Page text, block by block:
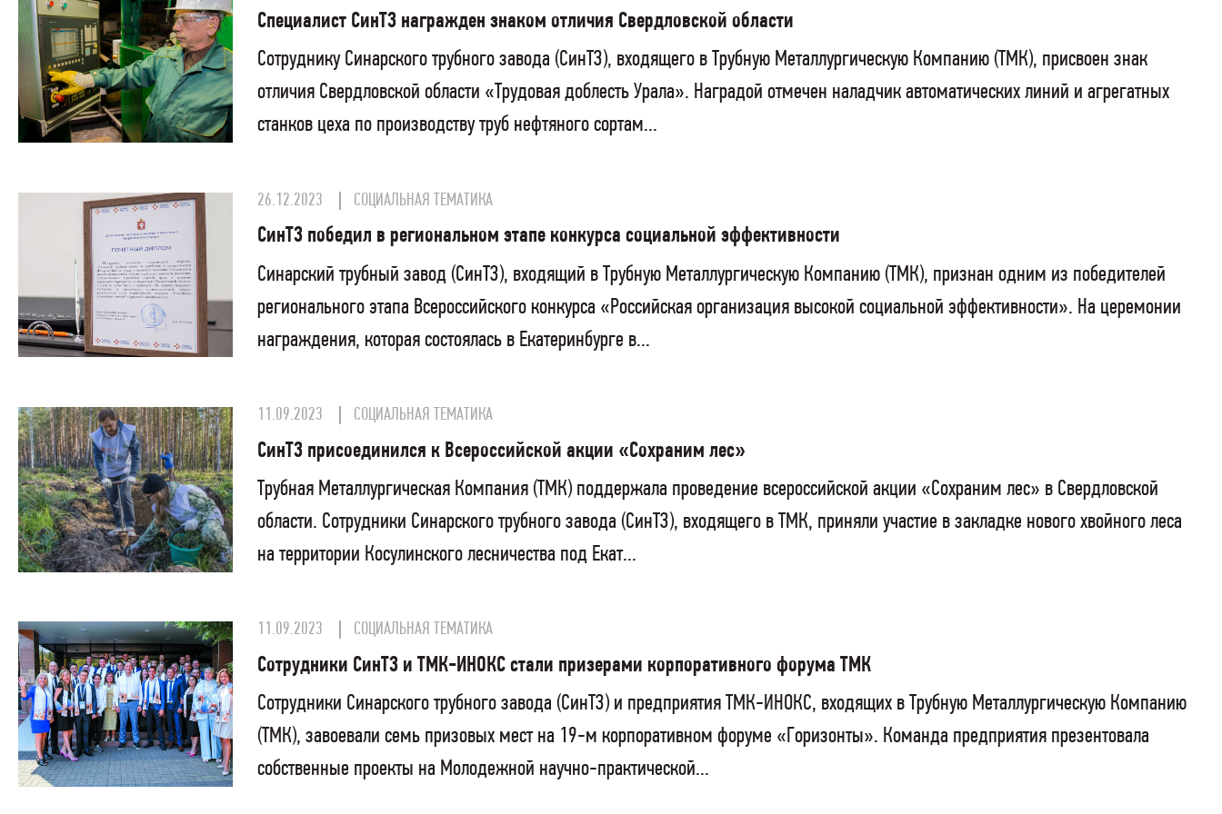
Специалист СинТЗ награжден знаком отличия Свердловской области
Сотруднику Синарского трубного завода (СинТЗ), входящего в Трубную Металлургическую Компанию (ТМК), присвоен знак
отличия Свердловской области «Трудовая доблесть Урала». Наградой отмечен наладчик автоматических линий и агрегатных
станков цеха по производству труб нефтяного сортам...
26.12.2023 СОЦИАЛЬНАЯ ТЕМАТИКА
СинТЗ победил в региональном этапе конкурса социальной эффективности
Синарский трубный завод (СинТЗ), входящий в Трубную Металлургическую Компанию (ТМК), признан одним из победителей
регионального этапа Всероссийского конкурса «Российская организация высокой социальной эффективности». На церемонии
награждения, которая состоялась в Екатеринбурге в...
11.09.2023 СОЦИАЛЬНАЯ ТЕМАТИКА
СинТЗ присоединился к Всероссийской акции «Сохраним лес»
Трубная Металлургическая Компания (ТМК) поддержала проведение всероссийской акции «Сохраним лес» в Свердловской
области. Сотрудники Синарского трубного завода (СинТЗ), входящего в ТМК, приняли участие в закладке нового хвойного леса
на территории Косулинского лесничества под Екат...
11.09.2023 СОЦИАЛЬНАЯ ТЕМАТИКА
Сотрудники СинТЗ и ТМК-ИНОКС стали призерами корпоративного форума ТМК
Сотрудники Синарского трубного завода (СинТЗ) и предприятия ТМК-ИНОКС, входящих в Трубную Металлургическую Компанию
(ТМК), завоевали семь призовых мест на 19-м корпоративном форуме «Горизонты». Команда предприятия презентовала
собственные проекты на Молодежной научно-практической...